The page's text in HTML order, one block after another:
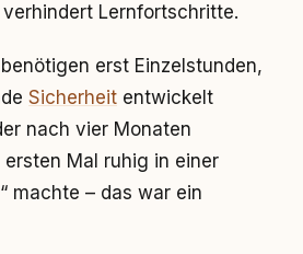
verhindert Lernfortschritte.
erst Einzelstunden,
Sicherheit entwickelt
nach vier Monaten
ersten Mal ruhig in einer
machte – das war ein